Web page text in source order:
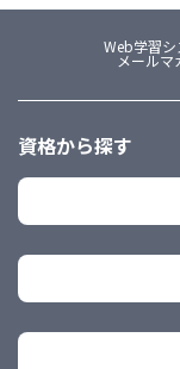
Web学習シ
メールマ
資格から探す